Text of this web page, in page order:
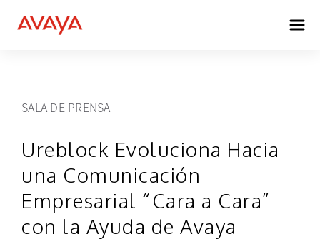
SALA DE PRENSA
Ureblock Evoluciona Hacia
una Comunicación
Empresarial “Cara a Cara”
con la Ayuda de Avaya